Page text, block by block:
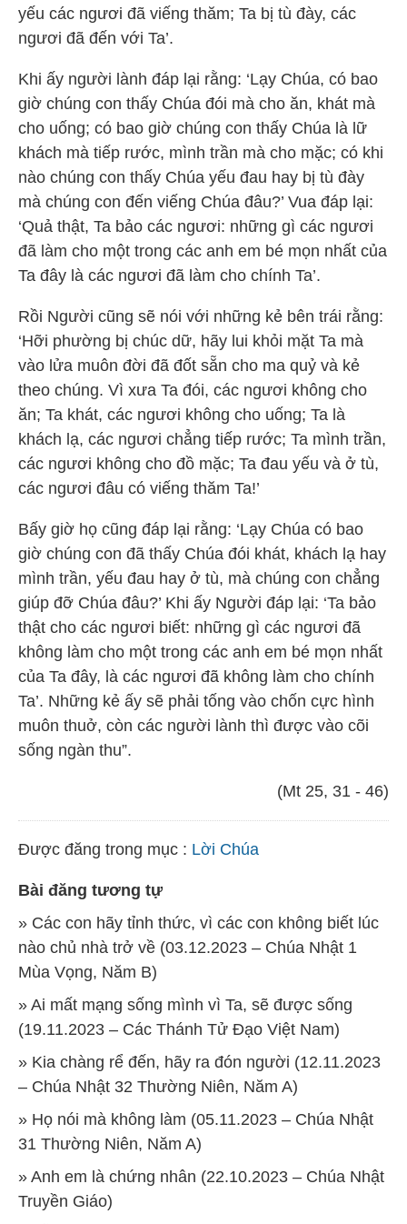
yếu các ngươi đã viếng thăm; Ta bị tù đày, các
ngươi đã đến với Ta’.
Khi ấy người lành đáp lại rằng: ‘Lạy Chúa, có bao
giờ chúng con thấy Chúa đói mà cho ăn, khát mà
cho uống; có bao giờ chúng con thấy Chúa là lữ
khách mà tiếp rước, mình trần mà cho mặc; có khi
nào chúng con thấy Chúa yếu đau hay bị tù đày
mà chúng con đến viếng Chúa đâu?’ Vua đáp lại:
‘Quả thật, Ta bảo các ngươi: những gì các ngươi
đã làm cho một trong các anh em bé mọn nhất của
Ta đây là các ngươi đã làm cho chính Ta’.
Rồi Người cũng sẽ nói với những kẻ bên trái rằng:
‘Hỡi phường bị chúc dữ, hãy lui khỏi mặt Ta mà
vào lửa muôn đời đã đốt sẵn cho ma quỷ và kẻ
theo chúng. Vì xưa Ta đói, các ngươi không cho
ăn; Ta khát, các ngươi không cho uống; Ta là
khách lạ, các ngươi chẳng tiếp rước; Ta mình trần,
các ngươi không cho đồ mặc; Ta đau yếu và ở tù,
các ngươi đâu có viếng thăm Ta!’
Bấy giờ họ cũng đáp lại rằng: ‘Lạy Chúa có bao
giờ chúng con đã thấy Chúa đói khát, khách lạ hay
mình trần, yếu đau hay ở tù, mà chúng con chẳng
giúp đỡ Chúa đâu?’ Khi ấy Người đáp lại: ‘Ta bảo
thật cho các ngươi biết: những gì các ngươi đã
không làm cho một trong các anh em bé mọn nhất
của Ta đây, là các ngươi đã không làm cho chính
Ta’. Những kẻ ấy sẽ phải tống vào chốn cực hình
muôn thuở, còn các người lành thì được vào cõi
sống ngàn thu”.
(Mt 25, 31 - 46)
Được đăng trong mục : Lời Chúa
Bài đăng tương tự
» Các con hãy tỉnh thức, vì các con không biết lúc
nào chủ nhà trở về (03.12.2023 – Chúa Nhật 1
Mùa Vọng, Năm B)
» Ai mất mạng sống mình vì Ta, sẽ được sống
(19.11.2023 – Các Thánh Tử Đạo Việt Nam)
» Kia chàng rể đến, hãy ra đón người (12.11.2023
– Chúa Nhật 32 Thường Niên, Năm A)
» Họ nói mà không làm (05.11.2023 – Chúa Nhật
31 Thường Niên, Năm A)
» Anh em là chứng nhân (22.10.2023 – Chúa Nhật
Truyền Giáo)